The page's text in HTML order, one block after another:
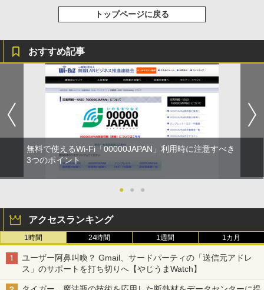
トップページに戻る
おすすめ記事
無料で使えるWi-Fi「00000JAPAN」利用時に注意すべき
3つのポイント
● ● ●
アクセスランキング
1時間 24時間 1週間 1カ月
ユーザー阿鼻叫喚？ Gmail、サードパーティの「送信元アドレ
ス」のサポートを打ち切りへ【やじうまWatch】